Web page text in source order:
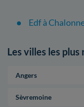
Edf à
Les villes les plus
Angers
Sèvremoine